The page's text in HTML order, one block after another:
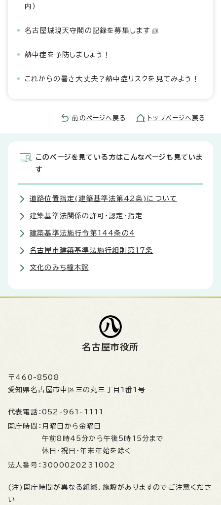
内）
名古屋城現天守閣の記録を募集します
熱中症を予防しましょう！
これからの暑さ大丈夫？熱中症リスクを見てみよう！
前のページへ戻る トップページへ戻る
このページを見ている方はこんなページも見ていま
す
道路位置指定(建築基準法第42条)について
建築基準法関係の許可・認定・指定
建築基準法施行令第144条の4
名古屋市建築基準法施行細則第17条
文化のみち橦木館
名古屋市役所
〒460-8508
愛知県名古屋市中区三の丸三丁目1番1号
代表電話： 052-961-1111
開庁時間： 月曜日から金曜日
午前8時45分から午後5時15分まで
休日・祝日・年末年始を除く
法人番号： 3000020231002
(注)開庁時間が異なる組織、施設がありますのでご注意くださ
い